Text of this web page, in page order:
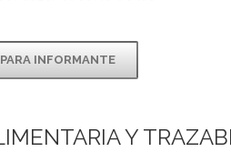
INFORMANTE
Y